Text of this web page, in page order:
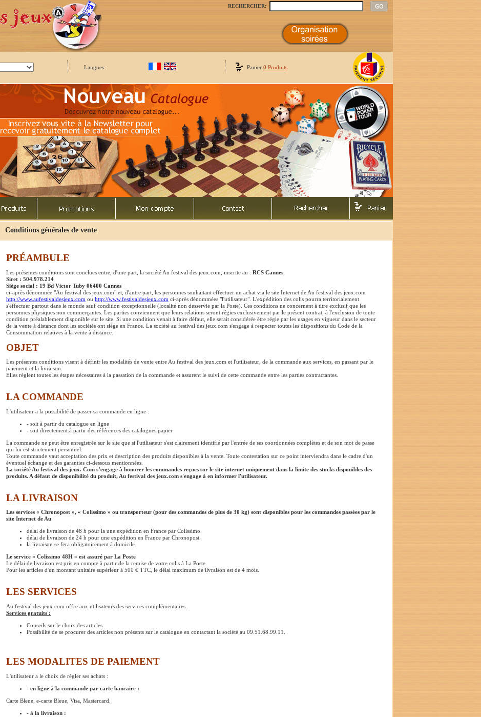
RECHERCHER:
Langues: Panier 0 Produits
Conditions générales de vente
PRÉAMBULE
Les présentes conditions sont conclues entre, d'une part, la société Au festival des jeux.com, inscrite au : RCS Cannes
Siret : 504.978.214
Siège social : 19 Bd Victor Tuby 06400 Cannes
ci-après dénommée "Au festival des jeux.com" et, d'autre part, les personnes souhaitant effectuer un achat via le site Internet de Au festival des jeux.com
http://www.aufestivaldesjeux.com ou http://www.festivaldesjeux.com ci-après dénommées "l'utilisateur". L'expédition des colis pourra territorialement
s'effectuer partout dans le monde sauf condition exceptionnelle (localité non desservie par la Poste). Ces conditions ne concernent à titre exclusif que les
personnes physiques non commerçantes. Les parties conviennent que leurs relations seront régies exclusivement par le présent contrat, à l'exclusion de toute
condition préalablement disponible sur le site. Si une condition venait à faire défaut, elle serait considérée être régie par les usages en vigueur dans le secteur
de la vente à distance dont les sociétés ont siège en France. La société au festival des jeux.com s'engage à respecter toutes les dispositions du Code de la
Consommation relatives à la vente à distance.
OBJET
Les présentes conditions visent à définir les modalités de vente entre Au festival des jeux.com et l'utilisateur, de la commande aux services, en passant par le
paiement et la livraison.
Elles règlent toutes les étapes nécessaires à la passation de la commande et assurent le suivi de cette commande entre les parties contractantes.
LA COMMANDE
L'utilisateur a la possibilité de passer sa commande en ligne :
- soit à partir du catalogue en ligne
- soit directement à partir des références des catalogues papier
La commande ne peut être enregistrée sur le site que si l'utilisateur s'est clairement identifié par l'entrée de ses coordonnées complètes et de son mot de passe
qui lui est strictement personnel.
Toute commande vaut acceptation des prix et description des produits disponibles à la vente. Toute contestation sur ce point interviendra dans le cadre d'un
éventuel échange et des garanties ci-dessous mentionnées.
La société Au festival des jeux. Com s’engage à honorer les commandes reçues sur le site internet uniquement dans la limite des stocks disponibles des
produits. A défaut de disponibilité du produit, Au festival des jeux.com s'engage à en informer l'utilisateur.
LA LIVRAISON
Les services « Chronopost », « Colissimo » ou transporteur (pour des commandes de plus de 30 kg) sont disponibles pour les commandes passées par le
site Internet de Au
délai de livraison de 48 h pour la une expédition en France par Colissimo.
délai de livraison de 24 h pour une expédition en France par Chronopost.
la livraison se fera obligatoirement à domicile.
Le service « Colissimo 48H » est assuré par La Poste
Le délai de livraison est pris en compte à partir de la remise de votre colis à La Poste.
Pour les articles d'un montant unitaire supérieur à 500 € TTC, le délai maximum de livraison est de 4 mois.
LES SERVICES
Au festival des jeux.com offre aux utilisateurs des services complémentaires.
Services gratuits :
Conseils sur le choix des articles.
Possibilité de se procurer des articles non présents sur le catalogue en contactant la société au 09.51.68.99.11.
LES MODALITES DE PAIEMENT
L'utilisateur a le choix de régler ses achats :
- en ligne à la commande par carte bancaire :
Carte Bleue, e-carte Bleue, Visa, Mastercard.
- à la livraison :